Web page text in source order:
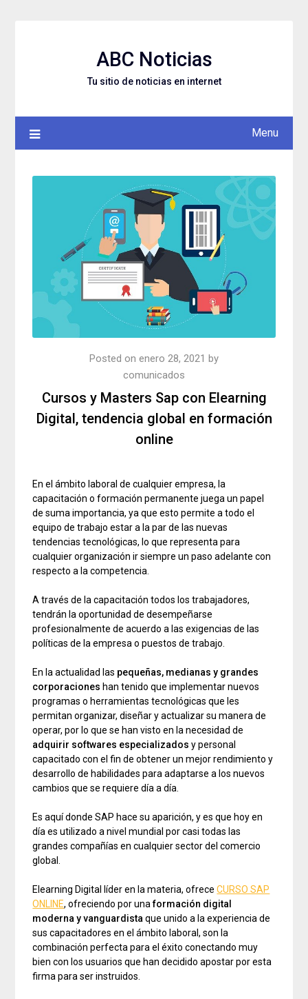
ABC Noticias
Tu sitio de noticias en internet
Menu
Cursos y Masters Sap con Elearning
Digital, tendencia global en formación
online
Posted on enero 28, 2021 by
comunicados
En el ámbito laboral de cualquier empresa, la
capacitación o formación permanente juega un papel
de suma importancia, ya que esto permite a todo el
equipo de trabajo estar a la par de las nuevas
tendencias tecnológicas, lo que representa para
cualquier organización ir siempre un paso adelante con
respecto a la competencia.
A través de la capacitación todos los trabajadores,
tendrán la oportunidad de desempeñarse
profesionalmente de acuerdo a las exigencias de las
políticas de la empresa o puestos de trabajo.
En la actualidad las pequeñas, medianas y grandes
corporaciones han tenido que implementar nuevos
programas o herramientas tecnológicas que les
permitan organizar, diseñar y actualizar su manera de
operar, por lo que se han visto en la necesidad de
adquirir softwares especializados y personal
capacitado con el fin de obtener un mejor rendimiento y
desarrollo de habilidades para adaptarse a los nuevos
cambios que se requiere día a día.
Es aquí donde SAP hace su aparición, y es que hoy en
día es utilizado a nivel mundial por casi todas las
grandes compañías en cualquier sector del comercio
global.
Elearning Digital líder en la materia, ofreceCURSO SAP
ONLINE, ofreciendo por unaformación digital
moderna y vanguardista que unido a la experiencia de
sus capacitadores en el ámbito laboral, son la
combinación perfecta para el éxito conectando muy
bien con los usuarios que han decidido apostar por esta
firma para ser instruidos.